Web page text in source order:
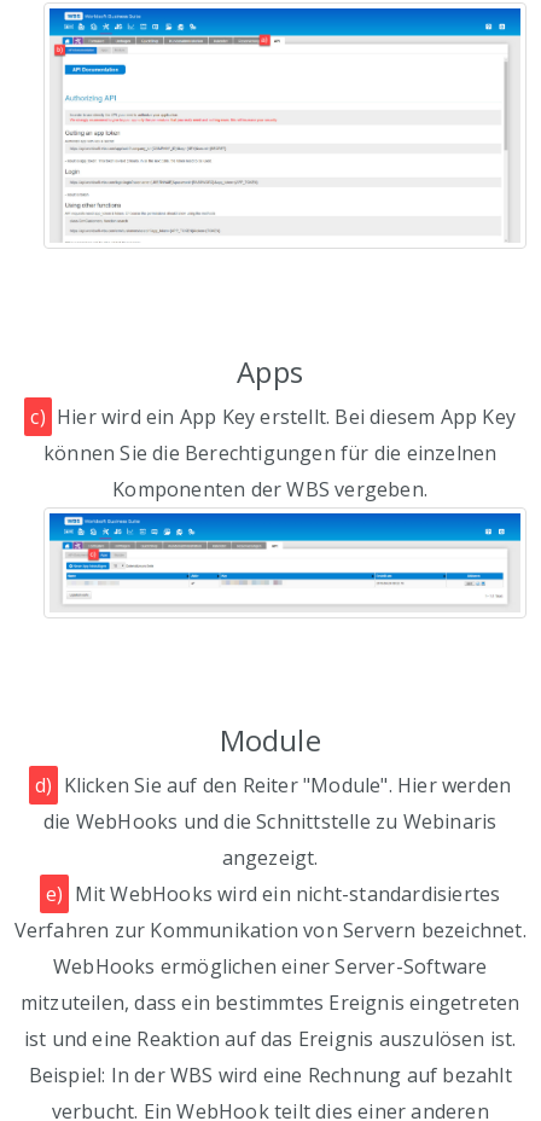
Apps
c) Hier wird ein App Key erstellt. Bei diesem App Key
können Sie die Berechtigungen für die einzelnen
Komponenten der WBS vergeben.
Module
d) Klicken Sie auf den Reiter "Module". Hier werden
die WebHooks und die Schnittstelle zu Webinaris
angezeigt.
e) Mit WebHooks wird ein nicht-standardisiertes
Verfahren zur Kommunikation von Servern bezeichnet.
WebHooks ermöglichen einer Server-Software
mitzuteilen, dass ein bestimmtes Ereignis eingetreten
ist und eine Reaktion auf das Ereignis auszulösen ist.
Beispiel: In der WBS wird eine Rechnung auf bezahlt
verbucht. Ein WebHook teilt dies einer anderen